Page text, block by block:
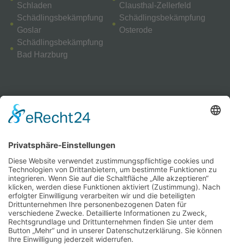
Ameisen im Haus
Ameisenköder Ameisen loswerden Ameisennest
Ameisentraße
Ameisen Winterruhe Backpulver Bautenschutz Bettwanzen Bienen Essig Fehlalarm
durch Ratten Fliegende Ameisen Gebäudeschutz Hausmittel gegen Ameisen
Holzschutz Hornissen Insekten Kakerlaken KFZ Käfer Marder
Marderbiss Marderschaden Mardervergrämung Mausefalle Mottenbekämpfung
Mäuse Mäusebefall Mäusebekämpfung
Schladen
Schädlingsbekämpfung
Goslar
Schädlingsbekämpfung
Bad Harzburg
Clausthal-Zellerfeld
Schädlingsbekämpfung
Osterode